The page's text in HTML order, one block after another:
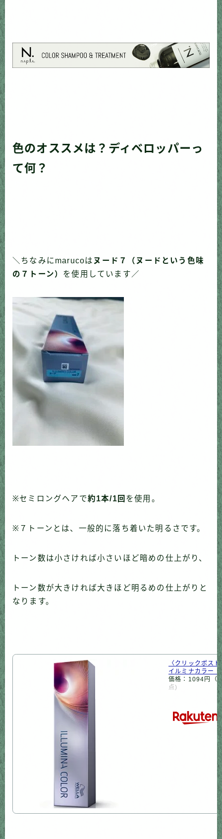
色のオススメは？ディベロッパーっ
て何？
＼ちなみにmarucoは ヌード７（ヌードという色味
の７トーン） を使用しています／
※セミロングヘアで約1本/1回 を使用。
※７トーンとは、一般的に落ち着いた明るさです。
トーン数は小さければ小さいほど暗めの仕上がり、
トーン数が大きければ大きほど明るめの仕上がりと
なります。
〈クリックポ
イルミナカラー
価格：1094円（
点)